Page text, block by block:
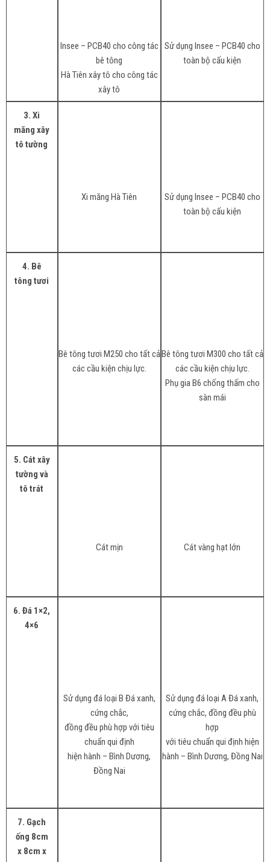
Insee – PCB40 cho công tác
bê tông
Hà Tiên xây tô cho công tác
xây tô
Sử dụng Insee – PCB40 cho
toàn bộ cấu kiện
3. Xi
măng xây
tô tường
Xi măng Hà Tiên
Sử dụng Insee – PCB40 cho
toàn bộ cấu kiện
4. Bê
tông tươi
Bê tông tươi M250 cho tất cả
các cầu kiện chịu lực.
Bê tông tươi M300 cho tất cả
các cầu kiện chịu lực.
Phụ gia B6 chống thấm cho
sàn mái
5. Cát xây
tường và
tô trát
Cát mịn Cát vàng hạt lớn
6. Đá 1×2,
4×6
Sử dụng đá loại B Đá xanh,
cứng chắc,
đồng đều phù hợp với tiêu
chuẩn qui định
hiện hành – Bình Dương,
Đồng Nai
Sử dụng đá loại A Đá xanh,
cứng chắc, đồng đều phù
hợp
với tiêu chuẩn qui định hiện
hành – Bình Dương, Đồng Nai
7. Gạch
ống 8cm
x 8cm x